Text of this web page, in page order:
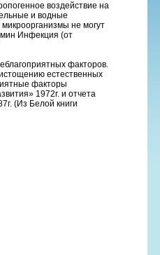
воздействие на
и водные
не могут
Инфекция (от
факторов.
естественных
факторы
1972г. и отчета
(Из Белой книги